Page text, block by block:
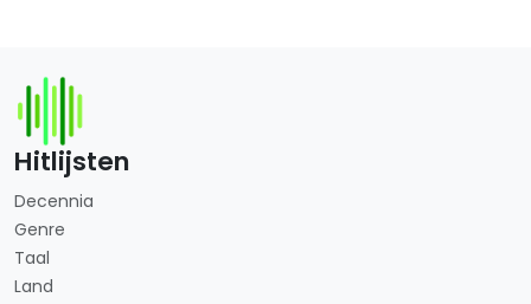
Hitlijsten
Decennia
Genre
Taal
Land